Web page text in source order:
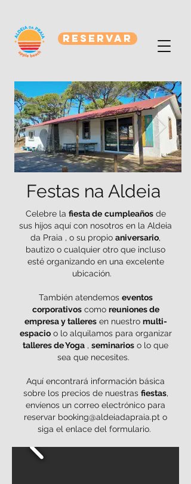
RESERVAR
Festas na Aldeia
Celebre la fiesta de cumpleañosde
sus hijos aquí con nosotros en la Aldeia
da Praia , o su propio aniversario,
bautizo o cualquier otro que incluso
esté organizando en una excelente
ubicación.
También atendemos eventos
corporativoscomo reuniones de
empresa y talleresen nuestro multi-
espacioo lo alquilamos para organizar
talleres de Yoga , seminarios o lo que
sea que necesites.
Aquí encontrará información básica
sobre los precios de nuestras fiestas,
envíenos un correo electrónico para
reservar booking@aldeiadapraia.pt o
siga el enlace del formulario.